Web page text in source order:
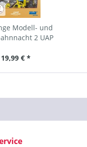
Modell- und
2 UAP
19,99 € *